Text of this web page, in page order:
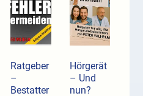
Ratgeber
–
Bestatter
Hörgerät
– Und
nun?